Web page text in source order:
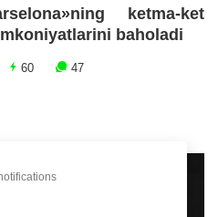
ketma-ket
baholadi
60 47